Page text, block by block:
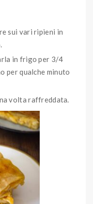
sui vari ripieni in
in frigo per 3/4
per qualche minuto
volta raffreddata.